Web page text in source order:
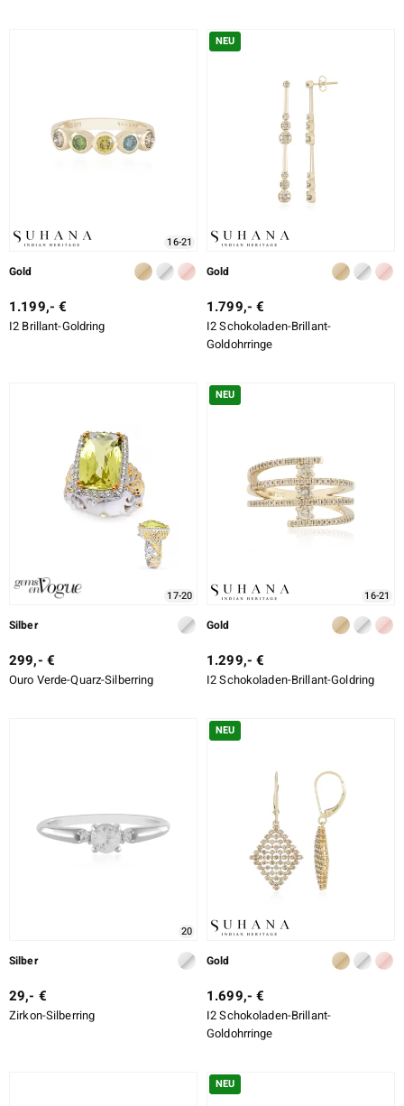
16-21
Gold
1.199,- €
I2 Brillant-Goldring
NEU
Gold
1.799,- €
I2 Schokoladen-Brillant-
Goldohrringe
17-20
Silber
299,- €
Ouro Verde-Quarz-Silberring
NEU
16-21
Gold
1.299,- €
I2 Schokoladen-Brillant-Goldring
20
Silber
29,- €
Zirkon-Silberring
NEU
Gold
1.699,- €
I2 Schokoladen-Brillant-
Goldohrringe
NEU